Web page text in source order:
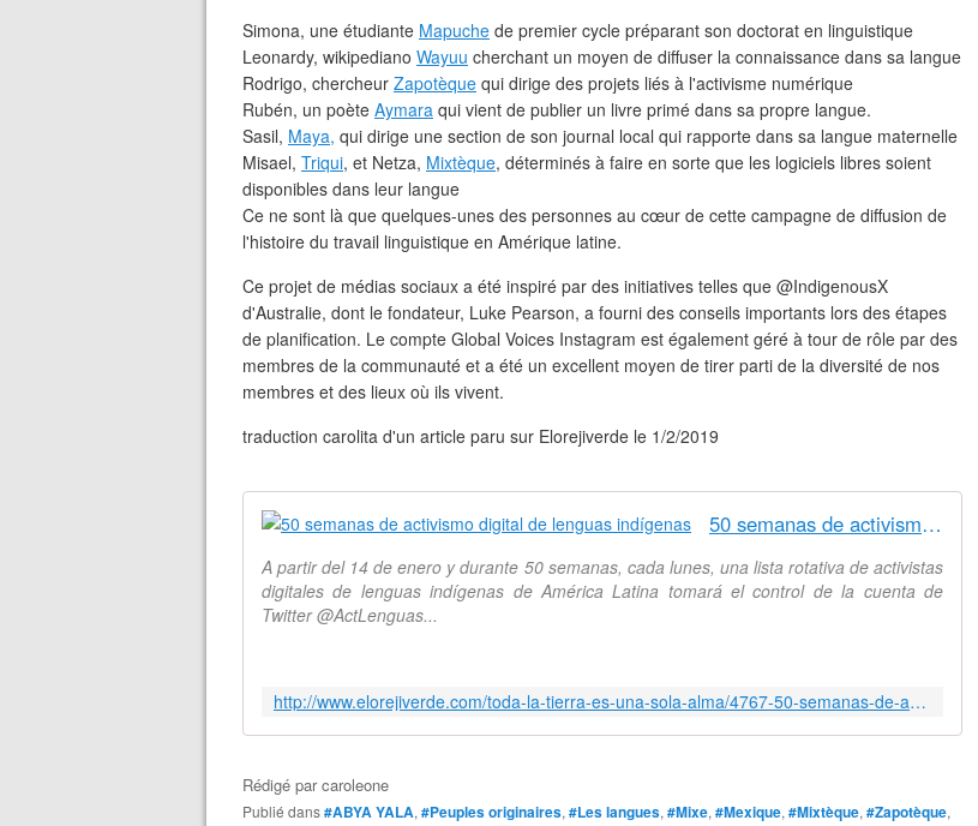
Simona, une étudiante Mapuche de premier cycle préparant son doctorat en linguistique
Leonardy, wikipediano Wayuu cherchant un moyen de diffuser la connaissance dans sa langue
Rodrigo, chercheur Zapotèque qui dirige des projets liés à l'activisme numérique
Rubén, un poète Aymara qui vient de publier un livre primé dans sa propre langue.
Sasil, Maya, qui dirige une section de son journal local qui rapporte dans sa langue maternelle
Misael, Triqui, et Netza, Mixtèque, déterminés à faire en sorte que les logiciels libres soient
disponibles dans leur langue
Ce ne sont là que quelques-unes des personnes au cœur de cette campagne de diffusion de
l'histoire du travail linguistique en Amérique latine.
Ce projet de médias sociaux a été inspiré par des initiatives telles que @IndigenousX
d'Australie, dont le fondateur, Luke Pearson, a fourni des conseils importants lors des étapes
de planification. Le compte Global Voices Instagram est également géré à tour de rôle par des
membres de la communauté et a été un excellent moyen de tirer parti de la diversité de nos
membres et des lieux où ils vivent.
traduction carolita d'un article paru sur Elorejiverde le 1/2/2019
50 semanas de activismo digital de lenguas indígenas
A partir del 14 de enero y durante 50 semanas, cada lunes, una lista rotativa de activistas
digitales de lenguas indígenas de América Latina tomará el control de la cuenta de
Twitter @ActLenguas...
http://www.elorejiverde.com/toda-la-tierra-es-una-sola-alma/4767-50-semanas-de-activismo-digital-de-lenguas-indigenas
Rédigé parcaroleone
Publié dans#ABYA YALA, #Peuples originaires, #Les langues, #Mixe, #Mexique, #Mixtèque, #Zapotèque,